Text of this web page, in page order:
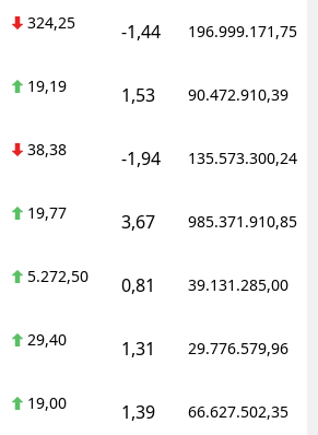
324,25 -1,44 196.999.171,75
19,19 1,53 90.472.910,39
38,38 -1,94 135.573.300,24
19,77 3,67 985.371.910,85
5.272,50 0,81 39.131.285,00
29,40 1,31 29.776.579,96
19,00 1,39 66.627.502,35